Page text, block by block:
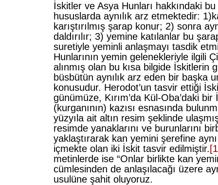
İskitler ve Asya Hunları hakkındaki
hususlarda aynılık arz etmektedir:
karıştırılmış şarap konur; 2) sonra
daldırılır; 3) yemine katılanlar bu
suretiyle yeminli anlaşmayı tasdik
Hunlarının yemin gelenekleriyle ilgili
alınmış olan bu kısa bilgide İskitlerin
büsbütün aynılık arz eden bir başka
konusudur. Herodot’un tasvir ettiği
günümüze, Kırım’da Kül-Oba’daki bir
(kurganının) kazısı esnasında
yüzyıla ait altın resim şeklinde
resimde yanaklarını ve burunlarını
yaklaştırarak kan yemini şerefine
içmekte olan iki İskit tasvir edilmiştir.
metinlerde ise “Onlar birlikte kan
cümlesinden de anlaşılacağı üzere
usulüne şahit oluyoruz.